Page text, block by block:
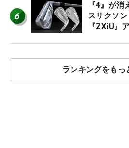
6
『4』が消
スリクソ
『ZXiU』
ランキングをもっ